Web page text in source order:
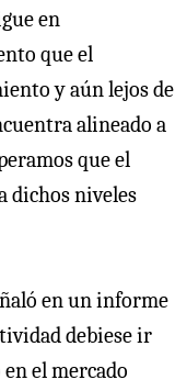
en
que el
y aún lejos de
alineado a
que el
dichos niveles
en un informe
debiese ir
el mercado